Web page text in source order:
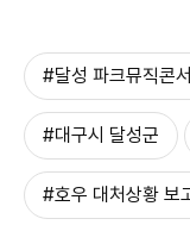
#달성 파크뮤직콘
#대구시 달성군
#호우 대처상황 보